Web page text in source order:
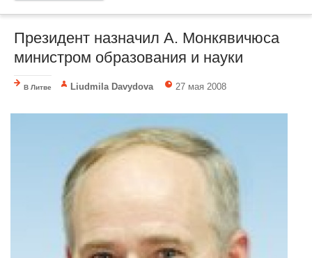
Президент назначил А. Монкявичюса
министром образования и науки
В Литве Liudmila Davydova 27 мая 2008